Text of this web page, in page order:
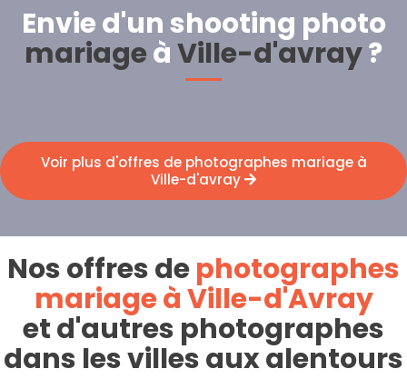
Envie d'un shooting photo
mariageàVille-d'avray?
Voir plus d'offres de photographes mariage à
Ville-d'avray
Nos offres dephotographes
mariage à Ville-d'Avray
et d'autres photographes
dans les villes aux alentours